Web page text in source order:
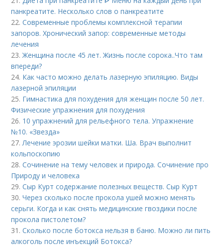
панкреатите. Несколько слов о панкреатите
22.Современные проблемы комплексной терапии
запоров. Хронический запор: современные методы
лечения
23.Женщина после 45 лет. Жизнь после сорока..Что там
впереди?
24. Как часто можно делать лазерную эпиляцию. Виды
лазерной эпиляции
25. Гимнастика для похудения для женщин после 50 лет.
Физические упражнения для похудения
26. 10 упражнений для рельефного тела. Упражнение
№10. «Звезда»
27.Лечение эрозии шейки матки. Ша. Врач выполнит
кольпоскопию
28.Сочинение на тему человек и природа. Сочинение про
Природу и человека
29.Сыр Курт содержание полезных веществ. Сыр Курт
30.Через сколько после прокола ушей можно менять
серьги. Когда и как снять медицинские гвоздики после
прокола пистолетом?
31.Сколько после ботокса нельзя в баню. Можно ли пить
алкоголь после инъекций Ботокса?